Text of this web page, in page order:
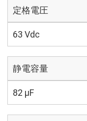
定格電圧
63 Vdc
静電容量
82 µF